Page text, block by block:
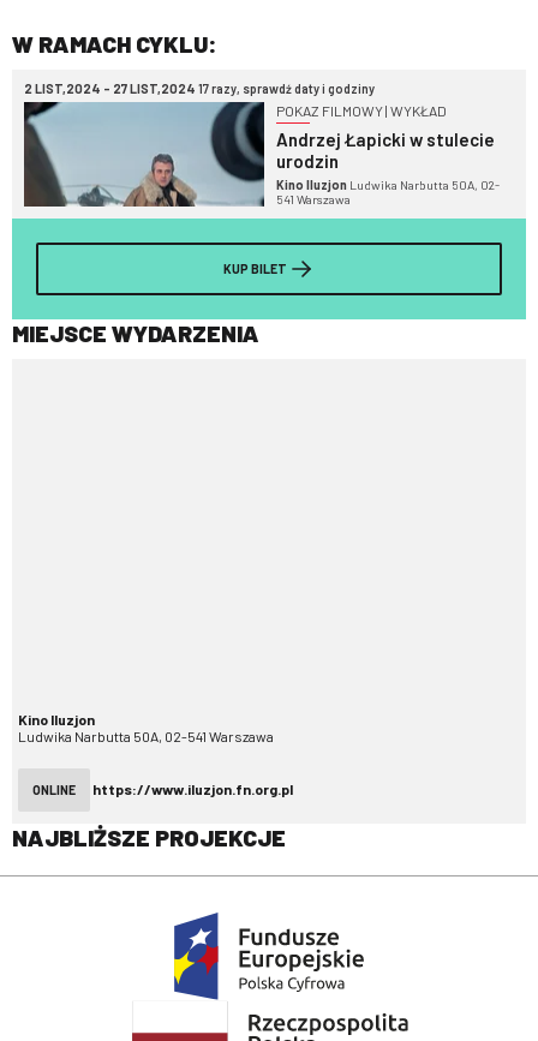
W RAMACH CYKLU:
2 LIST,2024 - 27 LIST,2024 17 razy, sprawdź daty i godziny
POKAZ FILMOWY | WYKŁAD
Andrzej Łapicki w stulecie
urodzin
Kino Iluzjon Ludwika Narbutta 50A, 02-
541 Warszawa
KUP BILET
MIEJSCE WYDARZENIA
Kino Iluzjon
Ludwika Narbutta 50A, 02-541 Warszawa
ONLINE https://www.iluzjon.fn.org.pl
NAJBLIŻSZE PROJEKCJE